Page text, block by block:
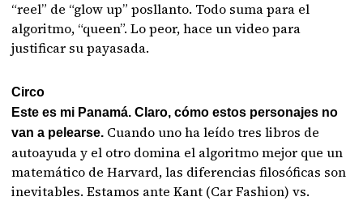
“reel” de “glow up” posllanto. Todo suma para el
algoritmo, “queen”. Lo peor, hace un video para
justificar su payasada.
Circo
Este es mi Panamá. Claro, cómo estos personajes no
van a pelearse. Cuando uno ha leído tres libros de
autoayuda y el otro domina el algoritmo mejor que un
matemático de Harvard, las diferencias filosóficas son
inevitables. Estamos ante Kant (Car Fashion) vs.